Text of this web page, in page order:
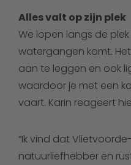
Alles valt op zijn plek
We lopen langs de
watergangen komt.
aan te leggen en ook
waardoor je met een
vaart. Karin reageert
“Ik vind dat
natuurliefhebber en